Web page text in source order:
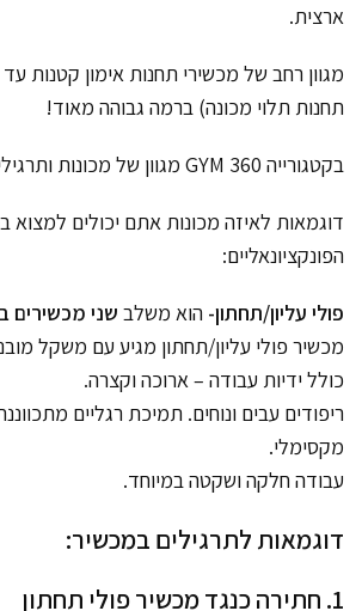
ארצית.
תחנות תלוי מכונה) ברמה גבוהה מאוד!
בקטגורייה GYM 360 מגוון של מכונות ותרגילים במכונה אחת!
דוגמאות לאיזה מכונות אתם יכולים למצוא
הפונקציונאליים:
פולי עליון/תחתון- הוא משלב שני מכשירים
כולל ידיות עבודה – ארוכה וקצרה.
ריפודים עבים ונוחים. תמיכת רגליים
מקסימלי.
עבודה חלקה ושקטה במיוחד.
דוגמאות לתרגילים במכשיר:
1. חתירה כנגד מכשיר פולי תחתון